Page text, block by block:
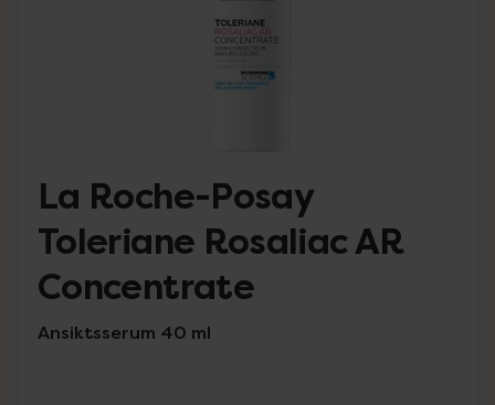
La Roche-Posay
Toleriane Rosaliac AR
Concentrate
Ansiktsserum 40 ml